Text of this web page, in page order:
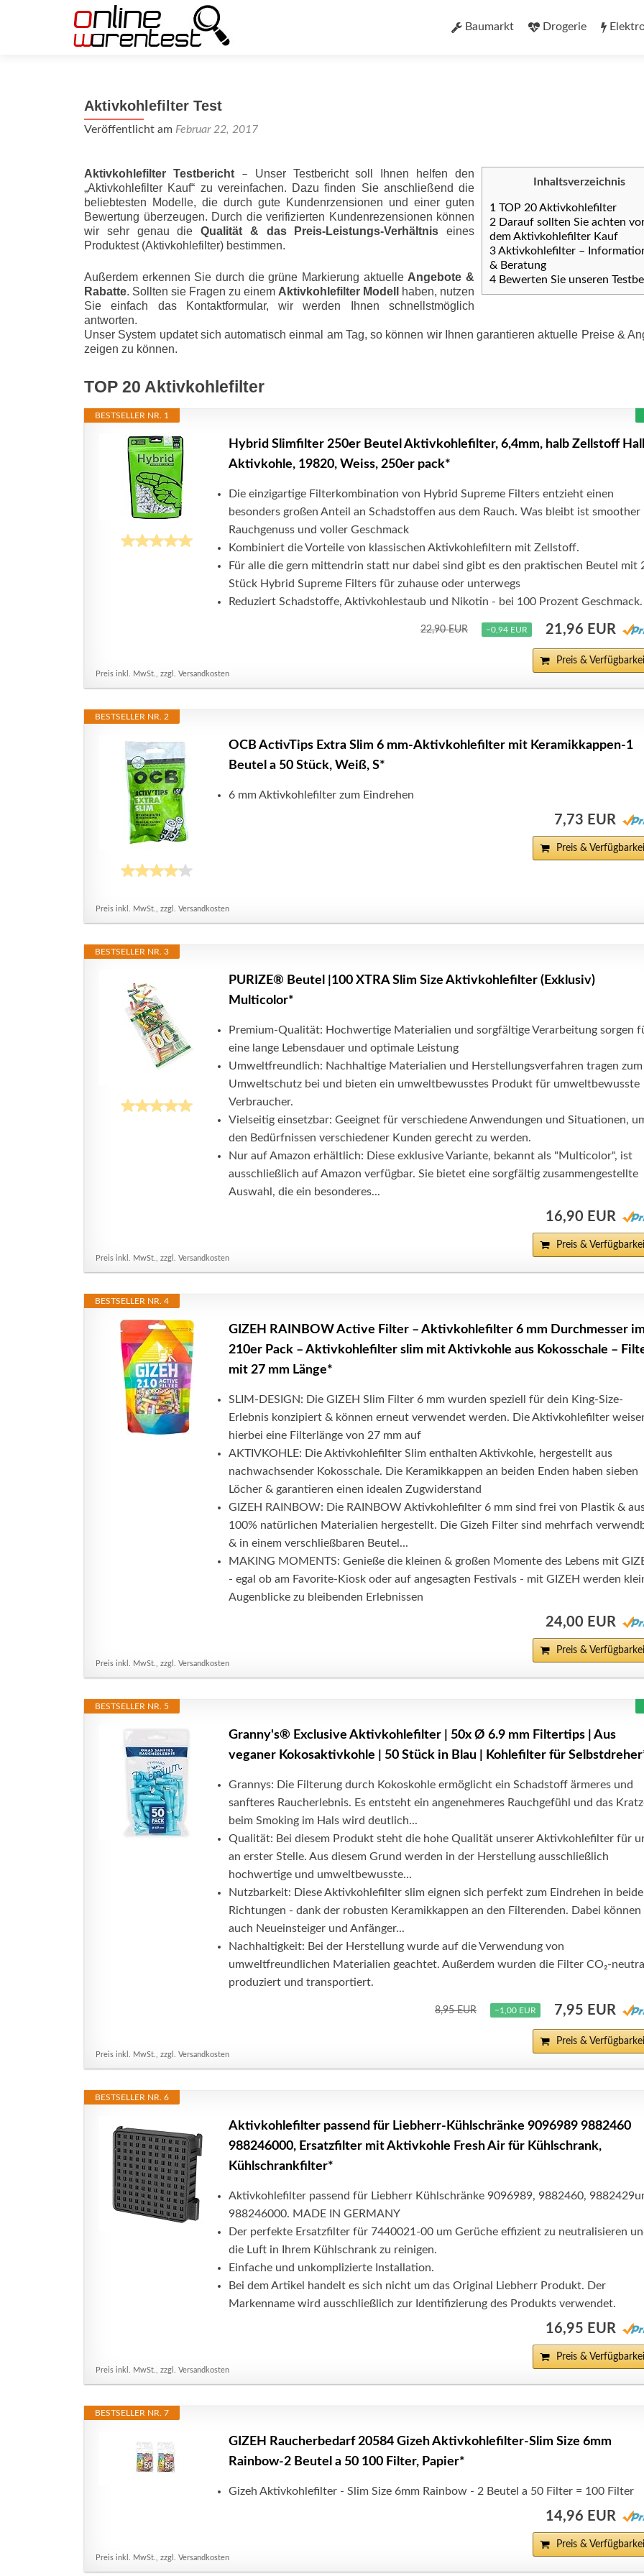
InhaltBaumarkt Drogerie
Aktivkohlefilter Test
Veröffentlicht am Februar 22, 2017
Inhaltsverzeichnis
1 TOP 20 Aktivkohlefilter
2 Darauf sollten Sie achten
dem Aktivkohlefilter Kauf
3Aktivkohlefilter –
& Beratung
4 Bewerten Sie unseren
Aktivkohlefilter Testbericht– Unser Testbericht soll Ihnen helfen den
„Aktivkohlefilter Kauf“ zu vereinfachen. Dazu finden Sie anschließend die
beliebtesten Modelle, die durch gute Kundenrzensionen und einer guten
Bewertung überzeugen. Durch die verifizierten Kundenrezensionen können
wir sehr genau die Qualität & das Preis-Leis­tungs-Ver­hält­nis eines
Produktest (Aktivkohlefilter) bestimmen.
Außerdem erkennen Sie durch die grüne Markierung aktuelle Angebote &
Rabatte. Sollten sie Fragen zu einem Aktivkohlefilter Modell
haben, nutzen
Sie einfach das Kontaktformular, wir werden Ihnen schnellstmöglich
antworten.
Unser System updatet sich automatisch einmal am Tag, so können wir Ihnen garantieren aktuelle Preise &
zeigen zu können.
TOP 20 Aktivkohlefilter
BESTSELLER NR. 1
Hybrid Slimfilter 250er Beutel Aktivkohlefilter, 6,4mm, halb Zellstoff
Aktivkohle, 19820, Weiss, 250er pack*
Die einzigartige Filterkombination von Hybrid Supreme Filters entzieht einen
besonders großen Anteil an Schadstoffen aus dem Rauch. Was bleibt ist smoother
Rauchgenuss und voller Geschmack
Kombiniert die Vorteile von klassischen Aktivkohlefiltern mit Zellstoff.
Für alle die gern mittendrin statt nur dabei sind gibt es den praktischen Beutel mit
Stück Hybrid Supreme Filters für zuhause oder unterwegs
Reduziert Schadstoffe, Aktivkohlestaub und Nikotin - bei 100 Prozent Geschmack.
22,90 EUR −0,94 EUR 21,96 EUR
Preis &
Preis inkl. MwSt., zzgl. Versandkosten
BESTSELLER NR. 2
OCB ActivTips Extra Slim 6 mm-Aktivkohlefilter mit Keramikkappen-1
Beutel a 50 Stück, Weiß, S*
6 mm Aktivkohlefilter zum Eindrehen
7,73 EUR
Preis &
Preis inkl. MwSt., zzgl. Versandkosten
BESTSELLER NR. 3
PURIZE® Beutel |100 XTRA Slim Size Aktivkohlefilter (Exklusiv)
Multicolor*
Premium-Qualität: Hochwertige Materialien und sorgfältige Verarbeitung sorgen
eine lange Lebensdauer und optimale Leistung
Umweltfreundlich: Nachhaltige Materialien und Herstellungsverfahren tragen zum
Umweltschutz bei und bieten ein umweltbewusstes Produkt für umweltbewusste
Verbraucher.
Vielseitig einsetzbar: Geeignet für verschiedene Anwendungen und Situationen,
den Bedürfnissen verschiedener Kunden gerecht zu werden.
Nur auf Amazon erhältlich: Diese exklusive Variante, bekannt als "Multicolor", ist
ausschließlich auf Amazon verfügbar. Sie bietet eine sorgfältig zusammengestellte
Auswahl, die ein besonderes...
16,90 EUR
Preis &
Preis inkl. MwSt., zzgl. Versandkosten
BESTSELLER NR. 4
GIZEH RAINBOW Active Filter – Aktivkohlefilter 6 mm Durchmesser im
210er Pack – Aktivkohlefilter slim mit Aktivkohle aus Kokosschale –
mit 27 mm Länge*
SLIM-DESIGN: Die GIZEH Slim Filter 6 mm wurden speziell für dein King-Size-
Erlebnis konzipiert & können erneut verwendet werden. Die Aktivkohlefilter
hierbei eine Filterlänge von 27 mm auf
AKTIVKOHLE: Die Aktivkohlefilter Slim enthalten Aktivkohle, hergestellt aus
nachwachsender Kokosschale. Die Keramikkappen an beiden Enden haben sieben
Löcher & garantieren einen idealen Zugwiderstand
GIZEH RAINBOW: Die RAINBOW Aktivkohlefilter 6 mm sind frei von Plastik &
100% natürlichen Materialien hergestellt. Die Gizeh Filter sind mehrfach
& in einem verschließbaren Beutel...
MAKING MOMENTS: Genieße die kleinen & großen Momente des Lebens mit
- egal ob am Favorite-Kiosk oder auf angesagten Festivals - mit GIZEH werden
Augenblicke zu bleibenden Erlebnissen
24,00 EUR
Preis &
Preis inkl. MwSt., zzgl. Versandkosten
BESTSELLER NR. 5
Granny's® Exclusive Aktivkohlefilter | 50x Ø 6.9 mm Filtertips | Aus
veganer Kokosaktivkohle | 50 Stück in Blau | Kohlefilter für
Grannys: Die Filterung durch Kokoskohle ermöglicht ein Schadstoff ärmeres und
sanfteres Raucherlebnis. Es entsteht ein angenehmeres Rauchgefühl und das
beim Smoking im Hals wird deutlich...
Qualität: Bei diesem Produkt steht die hohe Qualität unserer Aktivkohlefilter für
an erster Stelle. Aus diesem Grund werden in der Herstellung ausschließlich
hochwertige und umweltbewusste...
Nutzbarkeit: Diese Aktivkohlefilter slim eignen sich perfekt zum Eindrehen in beide
Richtungen - dank der robusten Keramikkappen an den Filterenden. Dabei können
auch Neueinsteiger und Anfänger...
Nachhaltigkeit: Bei der Herstellung wurde auf die Verwendung von
umweltfreundlichen Materialien geachtet. Außerdem wurden die Filter CO₂-neutral
produziert und transportiert.
8,95 EUR −1,00 EUR 7,95 EUR
Preis &
Preis inkl. MwSt., zzgl. Versandkosten
BESTSELLER NR. 6
Aktivkohlefilter passend für Liebherr-Kühlschränke 9096989 9882460
988246000, Ersatzfilter mit Aktivkohle Fresh Air für Kühlschrank,
Kühlschrankfilter*
Aktivkohlefilter passend für Liebherr Kühlschränke 9096989, 9882460,
988246000. MADE IN GERMANY
Der perfekte Ersatzfilter für 7440021-00 um Gerüche effizient zu neutralisieren
die Luft in Ihrem Kühlschrank zu reinigen.
Einfache und unkomplizierte Installation.
Bei dem Artikel handelt es sich nicht um das Original Liebherr Produkt. Der
Markenname wird ausschließlich zur Identifizierung des Produkts verwendet.
16,95 EUR
Preis &
Preis inkl. MwSt., zzgl. Versandkosten
BESTSELLER NR. 7
GIZEH Raucherbedarf 20584 Gizeh Aktivkohlefilter-Slim Size 6mm
Rainbow-2 Beutel a 50 100 Filter, Papier*
Gizeh Aktivkohlefilter - Slim Size 6mm Rainbow - 2 Beutel a 50 Filter = 100 Filter
14,96 EUR
Preis &
Preis inkl. MwSt., zzgl. Versandkosten